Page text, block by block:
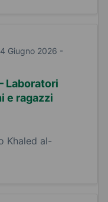
Giugno 2026 -
Laboratori
e ragazzi
Khaled al-